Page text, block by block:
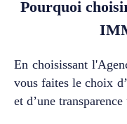
cuisine, quatre
qu’agréable à vivre.
véritable privilège se
à l’extérieur… Les
Pourquoi
En choisissant
vous faites le choix
et d’une